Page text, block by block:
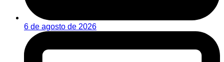
6 de agosto de 2026